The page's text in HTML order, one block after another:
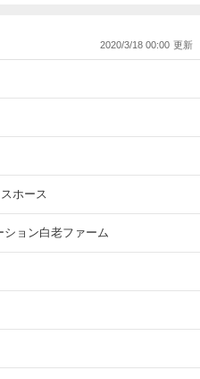
2020/3/18 00:00
ホース
ション白老ファーム